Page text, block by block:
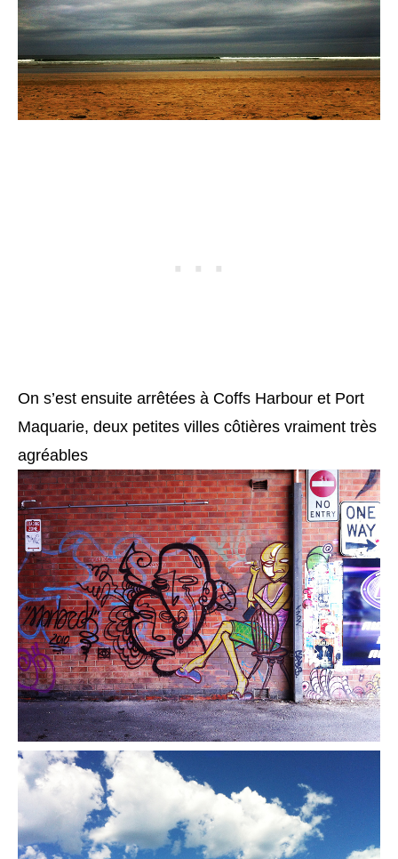
On s’est ensuite arrêtées à Coffs Harbour et Port
Maquarie, deux petites villes côtières vraiment très
agréables